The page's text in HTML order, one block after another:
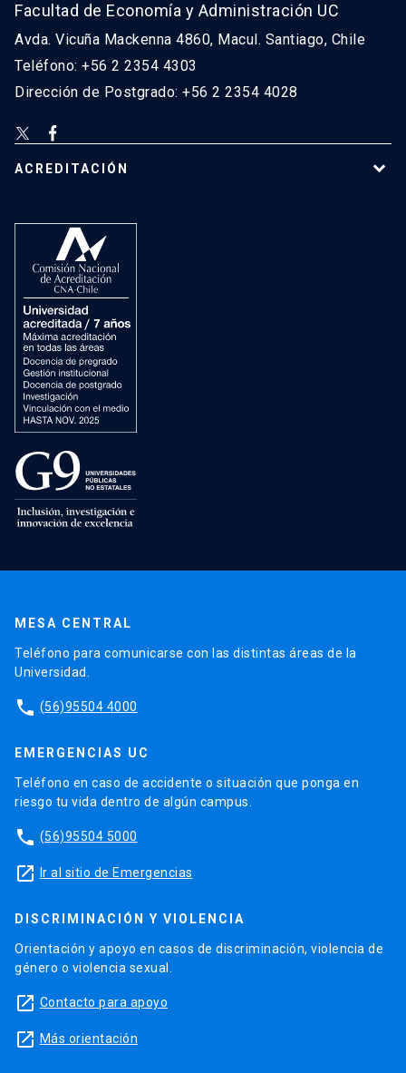
Facultad de Economía y Administración UC
Avda. Vicuña Mackenna 4860, Macul. Santiago, Chile
Teléfono: +56 2 2354 4303
Dirección de Postgrado: +56 2 2354 4028
ACREDITACIÓN
MESA CENTRAL
Teléfono para comunicarse con las distintas áreas de la
Universidad.
phone (56)95504 4000
EMERGENCIAS UC
Teléfono en caso de accidente o situación que ponga en
riesgo tu vida dentro de algún campus.
phone (56)95504 5000
launch Ir al sitio de Emergencias
DISCRIMINACIÓN Y VIOLENCIA
Orientación y apoyo en casos de discriminación, violencia de
género o violencia sexual.
launch Contacto para apoyo
launch Más orientación